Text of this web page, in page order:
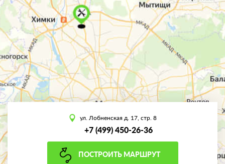
ул. Лобненская д. 17, стр. 8
+7 (499) 450-26-36
ПОСТРОИТЬ МАРШРУТ